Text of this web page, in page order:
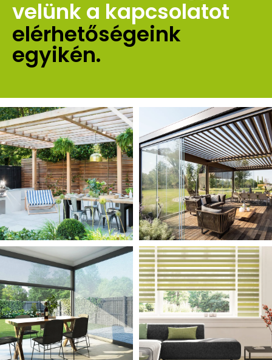
velünk a kapcsolatot
elérhetőségeink
egyikén.